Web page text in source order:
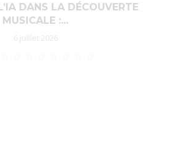
DANS LA DÉCOUVERTE
MUSICALE :...
6 juillet 2026